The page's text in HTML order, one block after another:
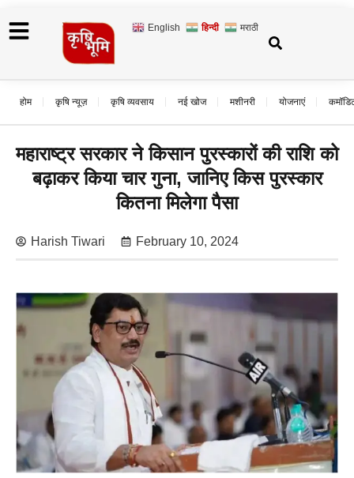
English हिन्दी मराठी
होम कृषि न्यूज़ कृषि व्यवसाय नई खोज मशीनरी योजनाएं
महाराष्ट्र सरकार ने किसान पुरस्कारों की राशि को
बढ़ाकर किया चार गुना, जानिए किस पुरस्कार
कितना मिलेगा पैसा
Harish Tiwari February 10, 2024